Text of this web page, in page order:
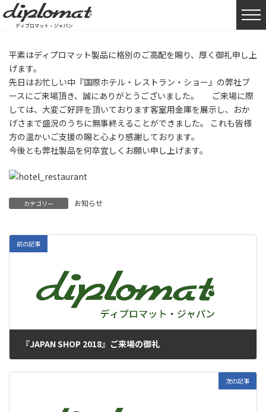
HOME お知らせ 『国際ホテル・レストラン・ショー』ご来場の御礼
平素はディプロマット製品に格別のご高配を賜り、厚く御礼申し上
げます。
先日はお忙しい中『国際ホテル・レストラン・ショー』の弊社ブ
ースにご来場頂き、誠にありがとうございました。 ご来場に際
しては、大変ご好評を頂いております客室用金庫を展示し、おか
げさまで盛況のうちに無事終えることができました。 これも皆様
方の温かいご支援の賜と心より感謝しております。
今後とも弊社製品を何卒宜しくお願い申し上げます。
カテゴリー お知らせ
前の記事
『JAPAN SHOP 2018』ご来場の御礼
次の記事